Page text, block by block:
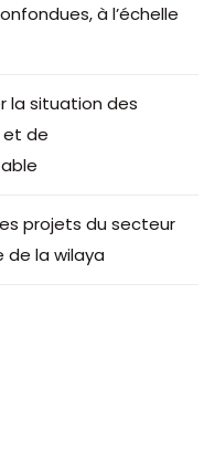
à l’échelle
la situation des
et de
projets du secteur
la wilaya